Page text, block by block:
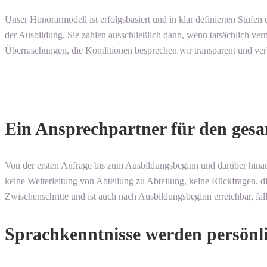
Unser Honorarmodell ist erfolgsbasiert und in klar definierten
der Ausbildung. Sie zahlen ausschließlich dann, wenn tatsächlich
Überraschungen, die Konditionen besprechen wir transparent und
Ein Ansprechpartner für den
Von der ersten Anfrage bis zum Ausbildungsbeginn und darüber
keine Weiterleitung von Abteilung zu Abteilung, keine Rückfragen,
Zwischenschritte und ist auch nach Ausbildungsbeginn erreichbar,
Sprachkenntnisse werden